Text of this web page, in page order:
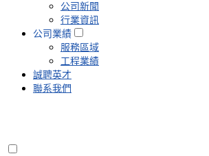
公司新聞
行業資訊
公司業績
服務區域
工程業績
誠聘英才
聯系我們